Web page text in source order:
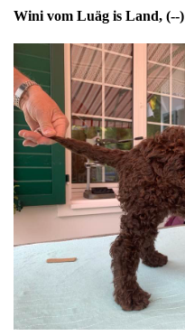
Wini vom Luäg is Land, (--)